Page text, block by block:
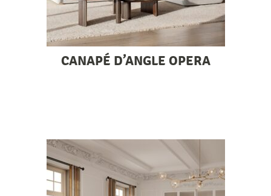
CANAPÉ D’ANGLE OPERA